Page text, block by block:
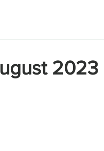
2023